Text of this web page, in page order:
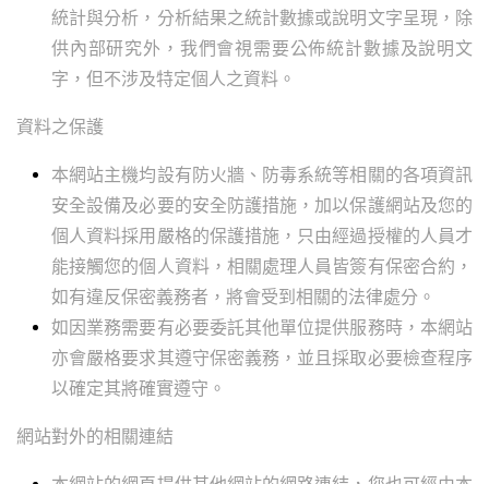
統計與分析，分析結果之統計數據或說明文字呈現，除
供內部研究外，我們會視需要公佈統計數據及說明文
字，但不涉及特定個人之資料。
資料之保護
本網站主機均設有防火牆、防毒系統等相關的各項資訊
安全設備及必要的安全防護措施，加以保護網站及您的
個人資料採用嚴格的保護措施，只由經過授權的人員才
能接觸您的個人資料，相關處理人員皆簽有保密合約，
如有違反保密義務者，將會受到相關的法律處分。
如因業務需要有必要委託其他單位提供服務時，本網站
亦會嚴格要求其遵守保密義務，並且採取必要檢查程序
以確定其將確實遵守。
網站對外的相關連結